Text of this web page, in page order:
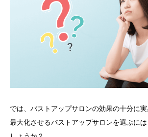
では、バストアップサロンの効果の十分に
最大化させるバストアップサロンを選ぶに